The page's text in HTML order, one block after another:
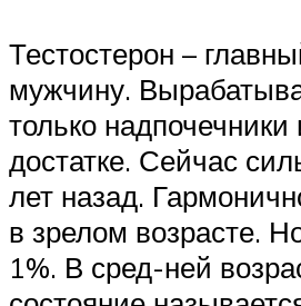
Тестостерон –
мужчину.
только
достатке. Сейчас
лет назад.
в зрелом возрасте.
1%. В сред-ней